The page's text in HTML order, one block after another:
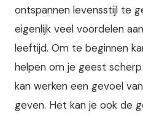
ontspannen levensstijl te
eigenlijk veel voordelen
leeftijd. Om te beginnen
helpen om je geest
kan werken een gevoel
geven. Het kan je ook de